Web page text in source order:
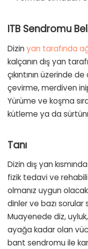
ITB Sendromu
Dizin yan tarafında
kalçanın dış yan
çıkıntının üzerinde
çevirme, merdiven
Yürüme ve koşma
kütleme ya da
Tanı
Dizin dış yan
fizik tedavi ve
olmanız uygun
dinler ve bazı
Muayenede diz,
ayağa kadar olan
bant sendromu ile